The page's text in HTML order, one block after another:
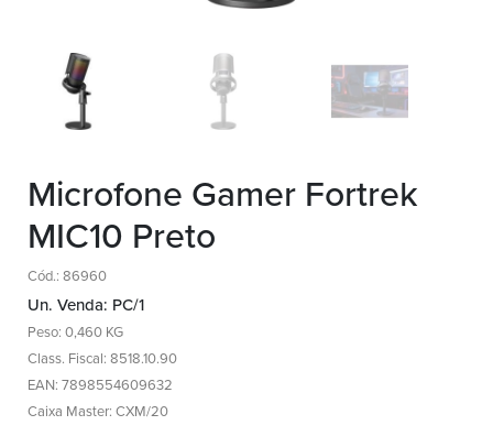
Microfone Gamer Fortrek
MIC10 Preto
Cód.: 86960
Un. Venda: PC/1
Peso: 0,460 KG
Class. Fiscal: 8518.10.90
EAN: 7898554609632
Caixa Master: CXM/20